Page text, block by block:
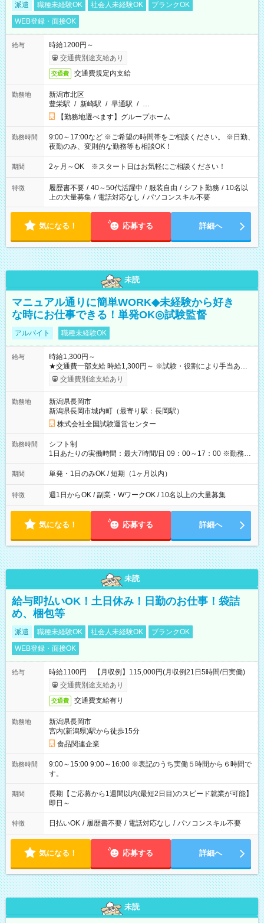
派遣 職種未経験OK 社会人未経験OK
ブランクOK
WEB登録・面接OK
給与
時給1200円～
交通費別途支給あり
交通費 交通費規定内支給
勤務地
新潟市北区
豊栄駅 / 新崎駅 / 早通駅 / …
【勤務地選べます】グループホーム
勤務時間
9:00～17:00など ※ご希望の時間帯をご相談ください。 ※日勤、
夜勤のみ、変則的な勤務等も相談OK！
期間 2ヶ月～OK ※スタート日はお気軽にご相談ください！
特徴 履歴書不要 / 40～50代活躍中 / 服装自由 / シフト勤務 / 10名以
上の大量募集 / 電話対応なし / パソコンスキル不要
気になる！ 応募する 詳細へ
未読
マニュアル通りに簡単WORK◆未経験から好き
な時にお仕事できる！単発OK◎試験監督
アルバイト 職種未経験OK
給与
時給1,300円～
★交通費一部支給 時給1,300円～ ※試験・役割により手当あり
※勤務回数により昇給あり 【即給（前払い）オプションあ
り！】 希望される場合、勤務から1週間ほどで給与の一部を受け
例】 ・河合塾模擬試験 8:30～17:30（休憩1時間） 時給1,300円
×8時間＝日収10,400円＋交通費 ※当日の役割により時給＋100
円の場合あり ・国家試験 7:00～13:30（休憩なし） 時給1,300
円（役割手当＋100円）×6時間＝日収8,400円＋交通費 【試用期
間】試用期間なし
交通費別途支給あり
勤務地
新潟県長岡市
新潟県長岡市城内町（最寄り駅：長岡駅）
株式会社全国試験運営センター
勤務時間
シフト制
1日あたりの実働時間：最大7時間/日 09：00～17：00 ※勤務時
間は 試験により異なります。
期間 単発・1日のみOK / 短期（1ヶ月以内）
特徴 週1日からOK / 副業・WワークOK / 10名以上の大量募集
気になる！ 応募する 詳細へ
未読
給与即払いOK！土日休み！日勤のお仕事！袋詰
め、梱包等
派遣 職種未経験OK 社会人未経験OK
ブランクOK
WEB登録・面接OK
給与
時給1100円 【月収例】115,000円(月収例21日5時間/日実働)
交通費別途支給あり
交通費 交通費支給有り
勤務地
新潟県長岡市
宮内(新潟県)駅から徒歩15分
食品関連企業
勤務時間
9:00～15:00 9:00～16:00 ※表記のうち実働５時間から６時間で
す。
期間
長期【ご応募から1週間以内(最短2日目)のスピード就業が可能】
即日～
特徴 日払いOK / 履歴書不要 / 電話対応なし / パソコンスキル不要
気になる！ 応募する 詳細へ
未読